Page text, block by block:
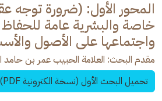
المحور الأول: (ضرورة توجه
خاصة والبشرية عامة
واجتماعها على الأصول
مقدم البحث: العلامة الحبيب عمر بن حامد
تحميل البحث الأول (نسخة الكترونية PDF)